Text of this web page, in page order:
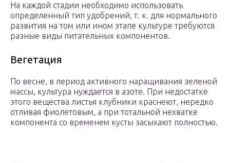
На каждой стадии необходимо использовать
определенный тип удобрений, т. к. для нормального
развития на том или ином этапе культуре требуются
разные виды питательных компонентов.
Вегетация
По весне, в период активного наращивания зеленой
массы, культура нуждается в азоте. При недостатке
этого вещества листья клубники краснеют, нередко
отливая фиолетовым, а при тотальной нехватке
компонента со временем кусты засыхают полностью.